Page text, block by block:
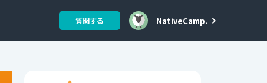
質問する NativeCamp.